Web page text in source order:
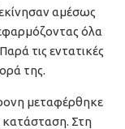
αμέσως
όλα
τις εντατικές
της.
μεταφέρθηκε
κατάσταση. Στη